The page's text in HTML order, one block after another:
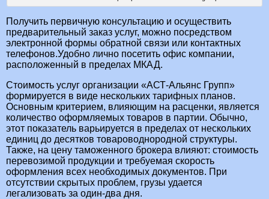
Получить первичную консультацию и осуществить
предварительный заказ услуг, можно посредством
электронной формы обратной связи или контактных
телефонов.Удобно лично посетить офис компании,
расположенный в пределах МКАД.
Стоимость услуг организации «АСТ-Альянс Групп»
формируется в виде нескольких тарифных планов.
Основным критерием, влияющим на расценки, является
количество оформляемых товаров в партии. Обычно,
этот показатель варьируется в пределах от нескольких
единиц до десятков товароводнородной структуры.
Также, на цену таможенного брокера влияют: стоимость
перевозимой продукции и требуемая скорость
оформления всех необходимых документов. При
отсутствии скрытых проблем, грузы удается
легализовать за один-два дня.